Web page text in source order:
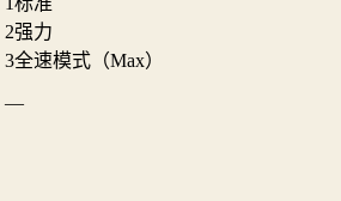
2强力
3全速模式（Max）
—